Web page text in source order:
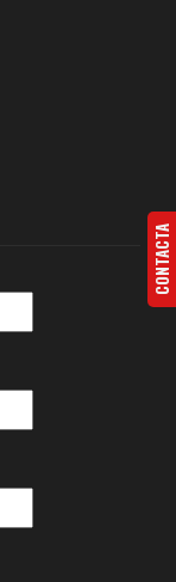
CONTACTA